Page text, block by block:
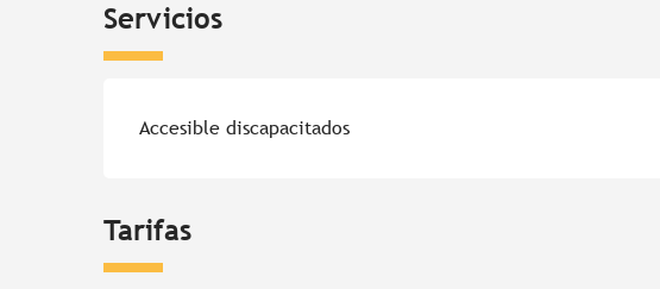
Servicios
Accesible discapacitados
Tarifas